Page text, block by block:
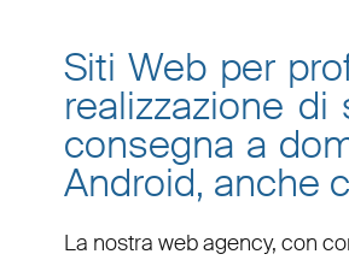
Siti Web per
realizzazione
consegna a
Android, anche
La nostra web agency, con